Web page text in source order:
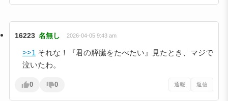
16223 名無し 2026-04-05 9:43 am
>>1 それな！『君の膵臓をたべたい』見たとき、マジで
泣いたわ。
0 0 通報 返信